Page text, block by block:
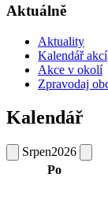
Aktuálně
Aktuality
Kalendář akcí
Akce v okolí
Zpravodaj
Kalendář
Srpen2026
Po